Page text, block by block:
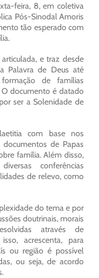
feira, 8, em coletiva
Pós-Sinodal Amoris
tão esperado com
e traz desde
Palavra de Deus até
de famílias
O documento é datado
ser a Solenidade de
com base nos
de Papas
família. Além disso,
conferências
de relevo, como
do tema e por
doutrinais, morais
através de
acrescenta, para
ou região é possível
ou seja, de acordo